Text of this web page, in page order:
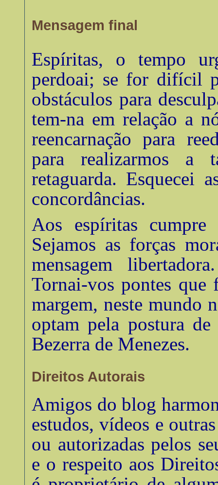
Mensagem final
Espíritas, o tempo
perdoai; se for difícil
obstáculos para
tem-na em relação a
reencarnação para
para realizarmos a
retaguarda. Esquecei
concordâncias.
Aos espíritas
Sejamos as forças
mensagem
Tornai-vos pontes que
margem, neste mundo
optam pela postura
Bezerra de Menezes.
Direitos Autorais
Amigos do blog
estudos, vídeos e
ou autorizadas pelos
e o respeito aos